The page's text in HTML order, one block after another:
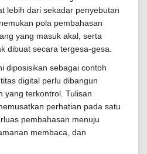
lebih dari sekadar penyebutan
pola pembahasan
yang masuk akal, serta
dibuat secara tergesa-gesa.
diposisikan sebagai contoh
digital perlu dibangun
yang terkontrol. Tulisan
perhatian pada satu
pembahasan menuju
membaca, dan